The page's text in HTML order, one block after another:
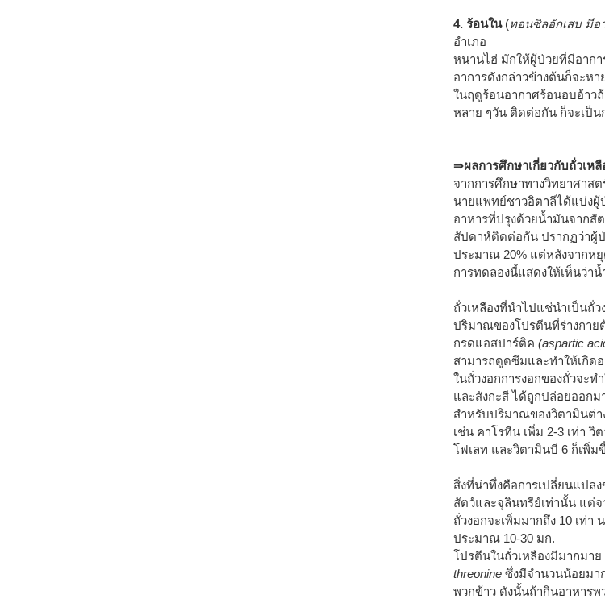
4. ร้อนใน(ทอนซิลอักเสบ มีอ
อำเภอ
หนานไฮ่ มักให้ผู้ป่วยที่มีอากา
อาการดังกล่าวข้างต้นก็จะหา
ในฤดูร้อนอากาศร้อนอบอ้าว
หลาย ๆวัน ติดต่อกัน ก็จะเป็น
⇒ผลการศึกษาเกี่ยวกับถั่วเหลื
จากการศึกษาทางวิทยาศาส
นายแพทย์ชาวอิตาลีได้แบ่งผู้
อาหารที่ปรุงด้วยน้ำมันจากสั
สัปดาห์ติดต่อกัน ปรากฏว่าผู้
ประมาณ 20% แต่หลังจากห
การทดลองนี้แสดงให้เห็นว่า
ถั่วเหลืองที่นำไปแช่นำเป็นถั่
ปริมาณของโปรตีนที่ร่างกาย
กรดแอสปาร์ติค (aspartic
สามารถดูดซึมและทำให้เกิด
ในถั่วงอกการงอกของถั่วจะ
และสังกะสี ได้ถูกปล่อยออกม
สำหรับปริมาณของวิตามินต่า
เช่น คาโรทีน เพิ่ม 2-3 เท่า
โฟเลท และวิตามินบี 6 ก็เพิ่ม
สิ่งที่น่าทึ่งคือการเปลี่ยนแปลง
สัตว์และจุลินทรีย์เท่านั้น แต่
ถั่วงอกจะเพิ่มมากถึง 10 เท่
ประมาณ 10-30 มก.
โปรตีนในถั่วเหลืองมีมากมา
threonine ซึ่งมีจำนวนน้อยมา
พวกข้าว ดังนั้นถ้ากินอาหาร